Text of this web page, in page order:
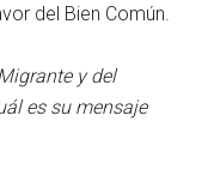
del Bien Común.
y del
es su mensaje